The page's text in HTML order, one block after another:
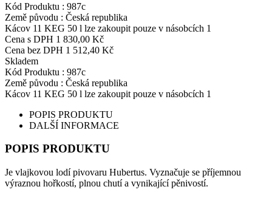
Kód Produktu : 987c
Země původu : Česká republika
Kácov 11 KEG 50 l lze zakoupit pouze v násobcích 1
Cena s DPH 1 830,00 Kč
Cena bez DPH 1 512,40 Kč
Skladem
Kód Produktu : 987c
Země původu : Česká republika
Kácov 11 KEG 50 l lze zakoupit pouze v násobcích 1
POPIS PRODUKTU
DALŠÍ INFORMACE
POPIS PRODUKTU
Je vlajkovou lodí pivovaru Hubertus. Vyznačuje se příjemnou
výraznou hořkostí, plnou chutí a vynikající pěnivostí.